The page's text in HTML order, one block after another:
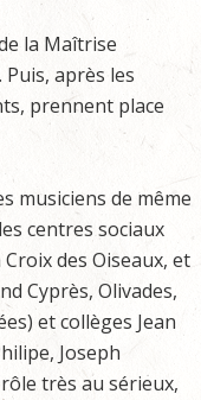
la Maîtrise
après les
prennent place
musiciens de même
centres sociaux
Croix des Oiseaux, et
Cyprès, Olivades,
et collèges Jean
Joseph
très au sérieux,